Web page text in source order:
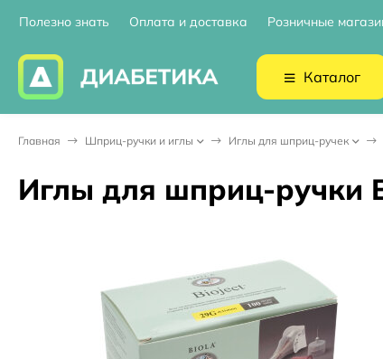
Полезно знать Оплата и доставка Розничные
Каталог
Главная Шприц-ручки и иглы Иглы для шприц-ручек
Иглы для шприц-ручки